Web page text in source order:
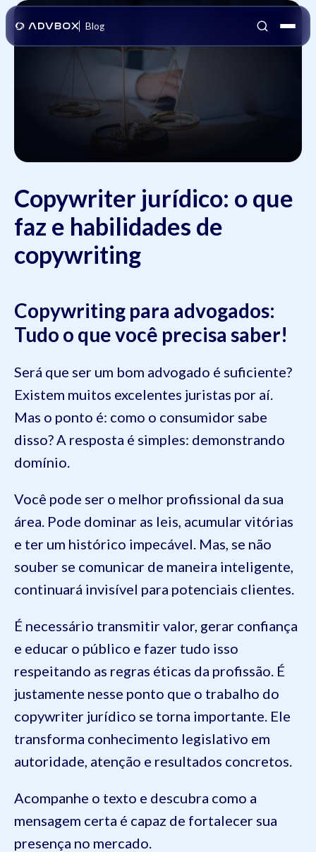
Blog
Copywriter jurídico: o que
faz e habilidades de
copywriting
Copywriting para advogados:
Tudo o que você precisa saber!
Será que ser um bom advogado é suficiente?
Existem muitos excelentes juristas por aí.
Mas o ponto é: como o consumidor sabe
disso? A resposta é simples: demonstrando
domínio.
Você pode ser o melhor profissional da sua
área. Pode dominar as leis, acumular vitórias
e ter um histórico impecável. Mas, se não
souber se comunicar de maneira inteligente,
continuará invisível para potenciais clientes.
É necessário transmitir valor, gerar confiança
e educar o público e fazer tudo isso
respeitando as regras éticas da profissão. É
justamente nesse ponto que o trabalho do
copywriter jurídico se torna importante. Ele
transforma conhecimento legislativo em
autoridade, atenção e resultados concretos.
Acompanhe o texto e descubra como a
mensagem certa é capaz de fortalecer sua
presença no mercado.